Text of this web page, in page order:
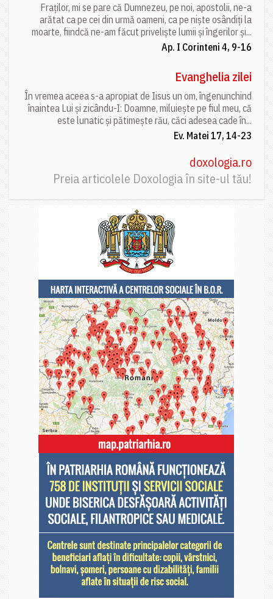
Fraților, mi se pare că Dumnezeu, pe noi, apostolii, ne-a
arătat ca pe cei din urmă oameni, ca pe niște osândiți la
moarte, fiindcă ne-am făcut priveliște lumii și îngerilor și...
Ap. I Corinteni 4, 9-16
Evanghelia zilei
În vremea aceea s-a apropiat de Iisus un om, îngenunchind
înaintea Lui și zicându-I: Doamne, miluiește pe fiul meu, că
este lunatic și pătimește rău, căci adesea cade în...
Ev. Matei 17, 14-23
doxologia.ro
Preia articolele Doxologia în site-ul tău!